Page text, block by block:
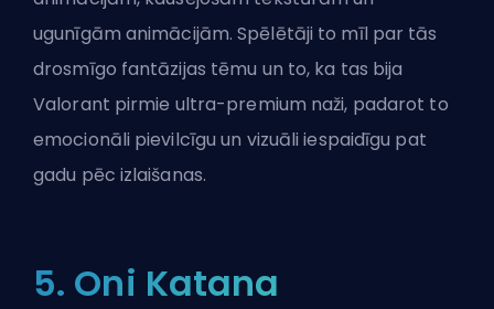
ugunīgām animācijām. Spēlētāji to mīl par tās
drosmīgo fantāzijas tēmu un to, ka tas bija
Valorant pirmie ultra-premium naži, padarot to
emocionāli pievilcīgu un vizuāli iespaidīgu pat
gadu pēc izlaišanas.
5. Oni Katana